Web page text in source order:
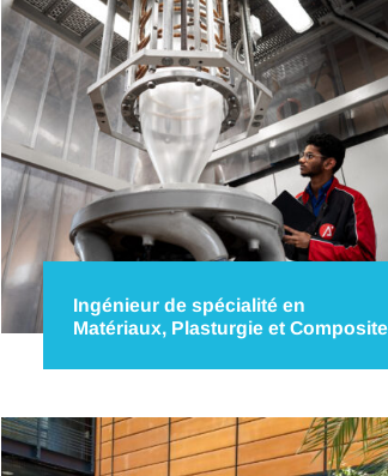
entreprises, tout en maximisant l’efficacité des
systèmes industriels !
Ingénieur de spécialité en
Matériaux, Plasturgie et
recherchée dans cette industrie à haute
technicité. Ces 3 années de formation à IMT
Nord Europe vous permettront de concilier